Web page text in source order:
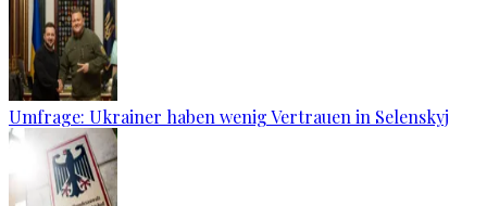
Umfrage: Ukrainer haben wenig Vertrauen in Selenskyj